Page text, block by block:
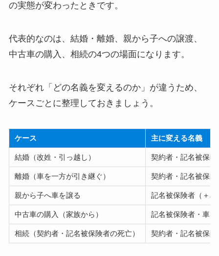
の実態が変わったときです。
代表的なのは、結婚・離婚、親から子への譲渡、
中古車の購入、相続の4つの場面になります。
それぞれ「どの名義を変えるのか」が違うため、
ケースごとに整理しておきましょう。
ケース 主に変える名義
結婚（改姓・引っ越し） 契約者・記名被保
離婚（車を一方が引き継ぐ） 契約者・記名被保
親から子へ車を譲る 記名被保険者（＋
中古車の購入（家族から） 記名被保険者・車両
相続（契約者・記名被保険者の死亡） 契約者・記名被保